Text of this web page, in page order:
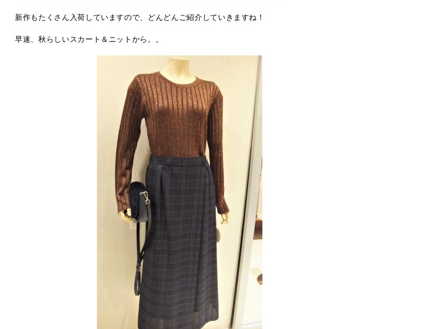
新作もたくさん入荷していますので、どんどんご紹介していきますね！
早速、秋らしいスカート＆ニットから。。